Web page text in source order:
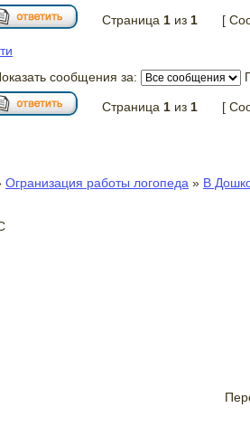
Страница 1 из 1 [
сообщения за:
Страница 1 из 1 [
Огранизация работы логопеда » В